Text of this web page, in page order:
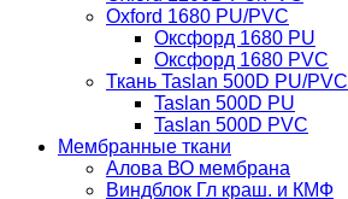
Oxford 1680 PU/PVC
Оксфорд 1680 PU
Оксфорд 1680 PVC
Ткань Taslan 500D PU/PVC
Taslan 500D PU
Taslan 500D PVC
Мембранные ткани
Алова ВО мембрана
Виндблок Гл краш. и КМФ